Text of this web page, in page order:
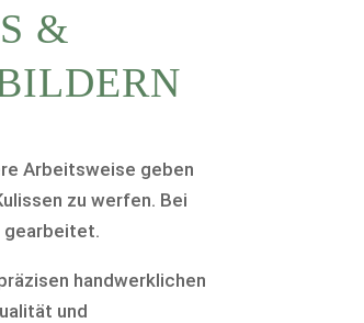
&
Arbeitsweise geben
zu werfen. Bei
gearbeitet.
handwerklichen
und